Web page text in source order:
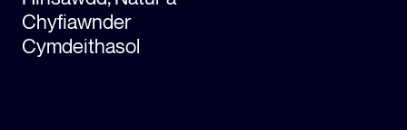
Chyfiawnder
Cymdeithasol